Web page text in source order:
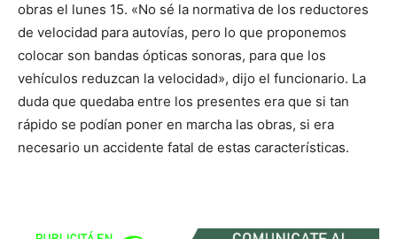
obras el lunes 15. «No sé la normativa de los reductores
de velocidad para autovías, pero lo que proponemos
colocar son bandas ópticas sonoras, para que los
vehículos reduzcan la velocidad», dijo el funcionario. La
duda que quedaba entre los presentes era que si tan
rápido se podían poner en marcha las obras, si era
necesario un accidente fatal de estas características.